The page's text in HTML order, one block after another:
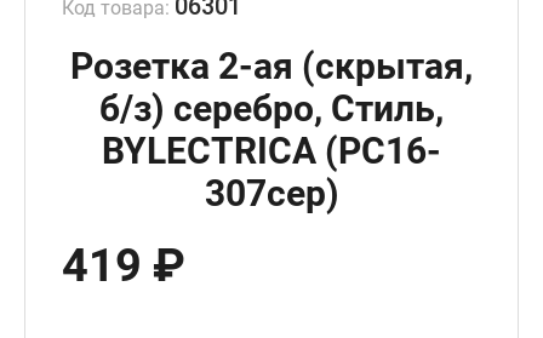
Код товара: 06301
Розетка 2-ая (скрытая,
б/з) серебро, Стиль,
BYLECTRICA (РС16-
307сер)
419 ₽